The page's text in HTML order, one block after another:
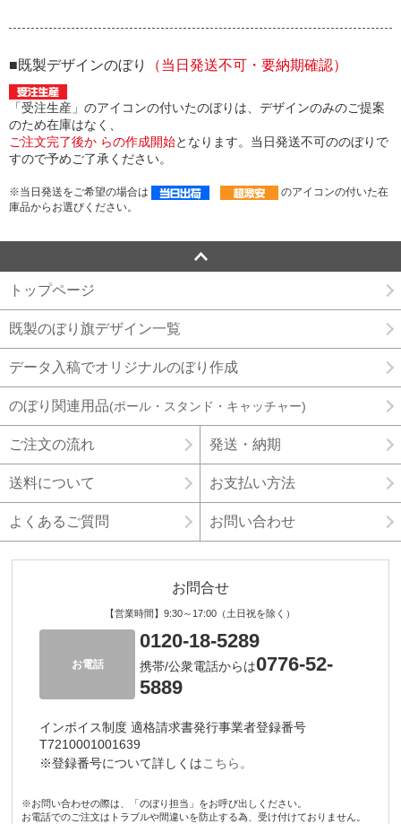
■既製デザインのぼり （当日発送不可・要納期確認）
「受注生産」のアイコンの付いたのぼりは、デザインのみのご提案
のため在庫はなく、
ご注文完了後か らの作成開始となります。当日発送不可ののぼりで
すので予めご了承ください。
※当日発送をご希望の場合は
のアイコンの付いた在
庫品からお選びください。
トップページ
既製のぼり旗デザイン一覧
データ入稿でオリジナルのぼり作成
のぼり関連用品(ポール・スタンド・キャッチャー)
ご注文の流れ 発送・納期
送料について お支払い方法
よくあるご質問 お問い合わせ
お問合せ
【営業時間】9:30～17:00（土日祝を除く）
お電話
0120-18-5289
携帯/公衆電話からは0776-52-
5889
インボイス制度 適格請求書発行事業者登録番号
T7210001001639
※登録番号について詳しくはこちら。
※お問い合わせの際は、「のぼり担当」をお呼び出しください。
お電話でのご注文はトラブルや間違いを防止する為、受け付けておりません。